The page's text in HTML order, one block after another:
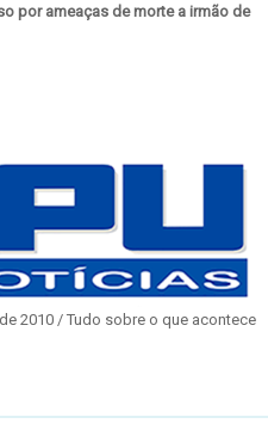
por ameaças de morte a irmão de
2010 / Tudo sobre o que acontece